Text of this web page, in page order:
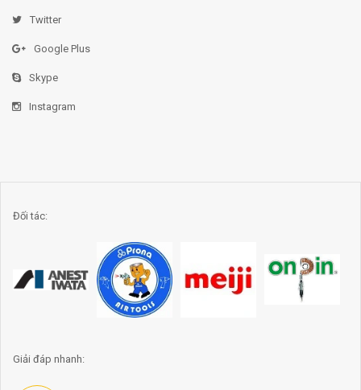
Twitter
Google Plus
Skype
Instagram
Đối tác:
Giải đáp nhanh: